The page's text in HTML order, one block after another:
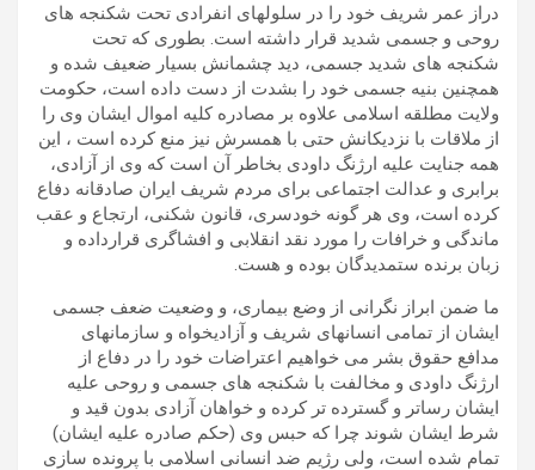
دراز عمر شریف خود را در سلولهای انفرادی تحت شکنجه های
روحی و جسمی شدید قرار داشته است. بطوری که تحت
شکنجه های شدید جسمی، دید چشمانش بسیار ضعیف شده و
همچنین بنیه جسمی خود را بشدت از دست داده است، حکومت
ولایت مطلقه اسلامی علاوه بر مصادره کلیه اموال ایشان وی را
از ملاقات با نزدیکانش حتی با همسرش نیز منع کرده است ، این
همه جنایت علیه ارژنگ داودی بخاطر آن است که وی از آزادی،
برابری و عدالت اجتماعی برای مردم شریف ایران صادقانه دفاع
کرده است، وی هر گونه خودسری، قانون شکنی، ارتجاع و عقب
ماندگی و خرافات را مورد نقد انقلابی و افشاگری قرارداده و
زبان برنده ستمدیدگان بوده و هست.
ما ضمن ابراز نگرانی از وضع بیماری، و وضعیت ضعف جسمی
ایشان از تمامی انسانهای شریف و آزادیخواه و سازمانهای
مدافع حقوق بشر می خواهیم اعتراضات خود را در دفاع از
ارژنگ داودی و مخالفت با شکنجه های جسمی و روحی علیه
ایشان رساتر و گسترده تر کرده و خواهان آزادی بدون قید و
شرط ایشان شوند چرا که حبس وی (حکم صادره علیه ایشان)
تمام شده است، ولی رژیم ضد انسانی اسلامی با پرونده سازی